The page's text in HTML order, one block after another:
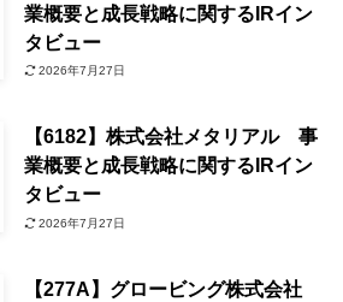
業概要と成長戦略に関するIRイン
タビュー
2026年7月27日
【6182】株式会社メタリアル 事
業概要と成長戦略に関するIRイン
タビュー
2026年7月27日
【277A】グロービング株式会社